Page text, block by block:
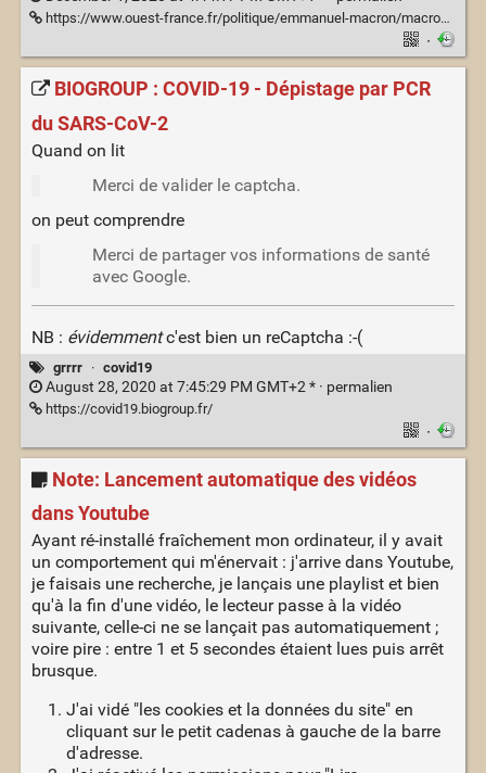
https://www.ouest-france.fr/politique/emmanuel-macron/macron-veut-des-mesures-restrictives-pour-empecher-les-skieurs-francais-d-aller-a-l-etranger-a-noel-7068723
·
BIOGROUP : COVID-19 - Dépistage par PCR
du SARS-CoV-2
Quand on lit
Merci de valider le captcha.
on peut comprendre
Merci de partager vos informations de santé
avec Google.
NB : évidemmentc'est bien un reCaptcha :-(
grrrr · covid19
August 28, 2020 at 7:45:29 PM GMT+2 * · permalien
https://covid19.biogroup.fr/
·
Note: Lancement automatique des vidéos
dans Youtube
Ayant ré-installé fraîchement mon ordinateur, il y avait
un comportement qui m'énervait : j'arrive dans Youtube,
je faisais une recherche, je lançais une playlist et bien
qu'à la fin d'une vidéo, le lecteur passe à la vidéo
suivante, celle-ci ne se lançait pas automatiquement ;
voire pire : entre 1 et 5 secondes étaient lues puis arrêt
brusque.
J'ai vidé "les cookies et la données du site" en
cliquant sur le petit cadenas à gauche de la barre
d'adresse.